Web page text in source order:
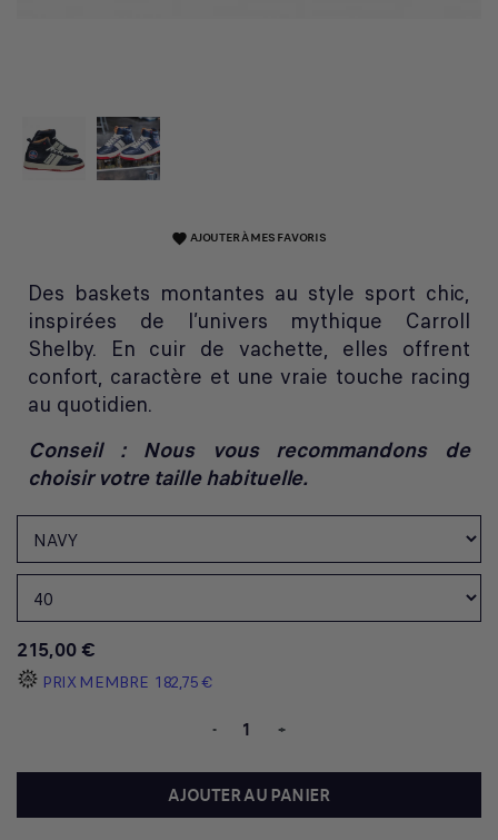
favorite AJOUTER À MES FAVORIS
Des baskets montantes au style sport chic,
inspirées de l’univers mythique Carroll
Shelby. En cuir de vachette, elles offrent
confort, caractère et une vraie touche racing
au quotidien.
Conseil : Nous vous recommandons de
choisir votre taille habituelle.
215,00 €
PRIX MEMBRE 182,75 €
- +
AJOUTER AU PANIER